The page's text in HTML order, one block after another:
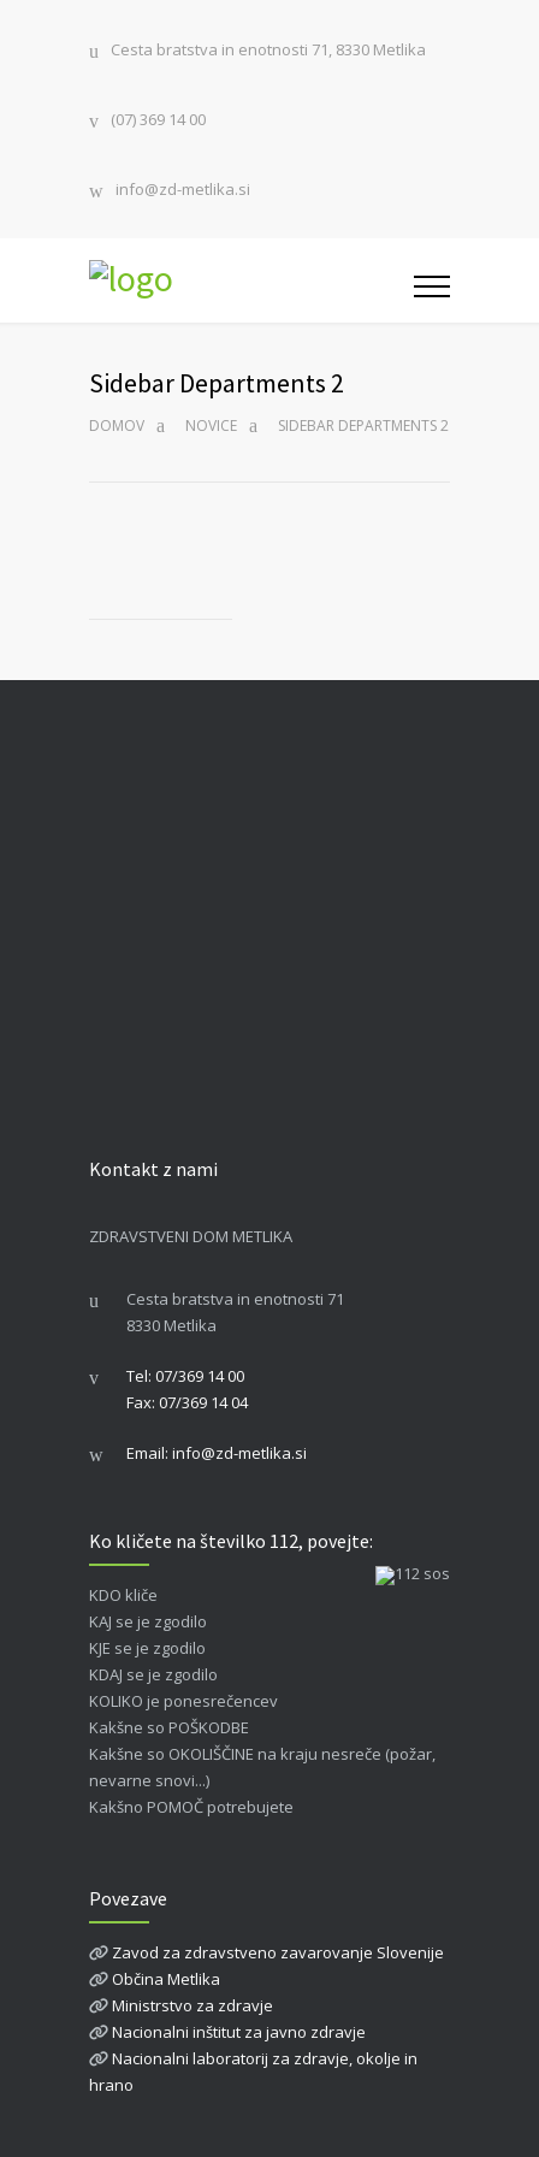
Cesta bratstva in enotnosti 71, 8330 Metlika
(07) 369 14 00
info@zd-metlika.si
Sidebar Departments 2
DOMOV NOVICE SIDEBAR DEPARTMENTS 2
Kontakt z nami
ZDRAVSTVENI DOM METLIKA
Cesta bratstva in enotnosti 71
8330 Metlika
Tel: 07/369 14 00
Fax: 07/369 14 04
Email: info@zd-metlika.si
Ko kličete na številko 112, povejte:
KDO kliče
KAJ se je zgodilo
KJE se je zgodilo
KDAJ se je zgodilo
KOLIKO je ponesrečencev
Kakšne so POŠKODBE
Kakšne so OKOLIŠČINE na kraju nesreče (požar,
nevarne snovi...)
Kakšno POMOČ potrebujete
Povezave
Zavod za zdravstveno zavarovanje Slovenije
Občina Metlika
Ministrstvo za zdravje
Nacionalni inštitut za javno zdravje
Nacionalni laboratorij za zdravje, okolje in
hrano